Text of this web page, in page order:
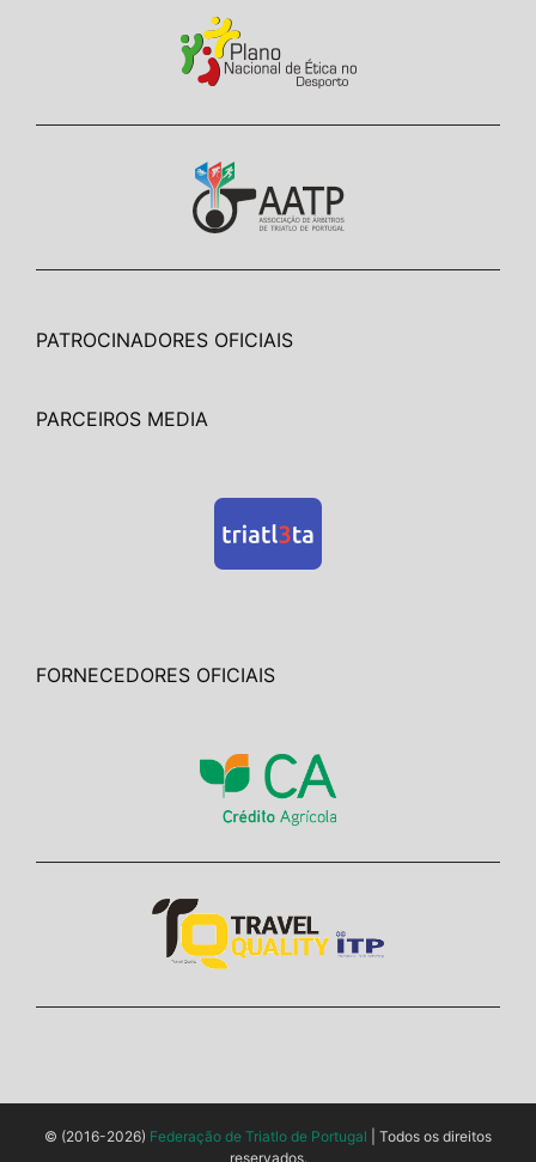
PATROCINADORES OFICIAIS
PARCEIROS MEDIA
FORNECEDORES OFICIAIS
© (2016-2026) Federação de Triatlo de Portugal | Todos os direitos
reservados.